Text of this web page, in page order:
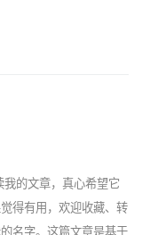
我的文章，真心希望它
得有用，欢迎收藏、转
名字。这篇文章是基于